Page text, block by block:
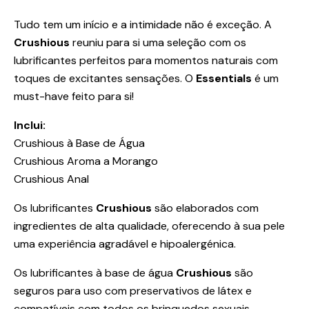
Tudo tem um início e a intimidade não é exceção. A
Crushious reuniu para si uma seleção com os
lubrificantes perfeitos para momentos naturais com
toques de excitantes sensações. O Essentials é um
must-have feito para si!
Inclui:
Crushious à Base de Água
Crushious Aroma a Morango
Crushious Anal
Os lubrificantes Crushious são elaborados com
ingredientes de alta qualidade, oferecendo à sua pele
uma experiência agradável e hipoalergénica.
Os lubrificantes à base de água Crushious são
seguros para uso com preservativos de látex e